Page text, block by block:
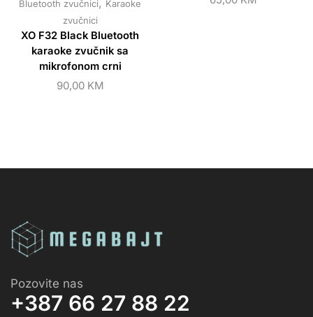
Bluetooth zvučnici
Karaoke
zvučnici
XO F32 Black Bluetooth
karaoke zvučnik sa
mikrofonom crni
90,00 KM
Pozovite nas
+387 66 27 88 22